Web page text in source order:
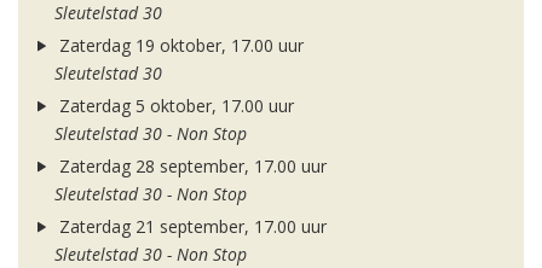
Sleutelstad 30
Zaterdag 19 oktober, 17.00 uur
Sleutelstad 30
Zaterdag 5 oktober, 17.00 uur
Sleutelstad 30 - Non Stop
Zaterdag 28 september, 17.00 uur
Sleutelstad 30 - Non Stop
Zaterdag 21 september, 17.00 uur
Sleutelstad 30 - Non Stop